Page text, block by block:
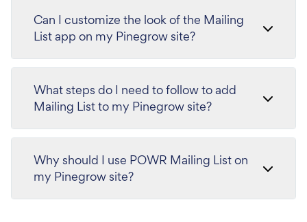
Can I customize the look of the Mailing
List app on my Pinegrow site?
What steps do I need to follow to add
Mailing List to my Pinegrow site?
Why should I use POWR Mailing List on
my Pinegrow site?